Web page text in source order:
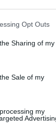
app uses
usage
and its
Opt Outs
Sharing of my
Sale of my
my